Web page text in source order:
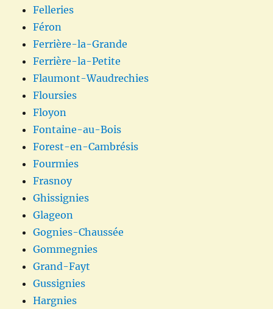
Felleries
Féron
Ferrière-la-Grande
Ferrière-la-Petite
Flaumont-Waudrechies
Floursies
Floyon
Fontaine-au-Bois
Forest-en-Cambrésis
Fourmies
Frasnoy
Ghissignies
Glageon
Gognies-Chaussée
Gommegnies
Grand-Fayt
Gussignies
Hargnies